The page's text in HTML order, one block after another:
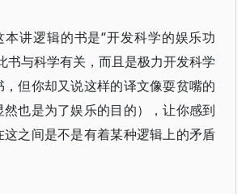
讲逻辑的书是“开发科学的娱乐功
书与科学有关，而且是极力开发科学
但你却又说这样的译文像耍贫嘴的
也是为了娱乐的目的），让你感到
之间是不是有着某种逻辑上的矛盾